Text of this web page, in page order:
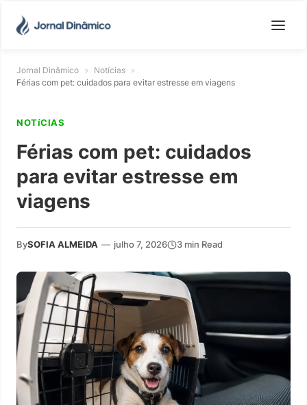
Jornal Dinâmico » Notícias »
Férias com pet: cuidados para evitar estresse em viagens
NOTíCIAS
Férias com pet: cuidados
para evitar estresse em
viagens
BySOFIA ALMEIDA — julho 7, 2026 3 min Read